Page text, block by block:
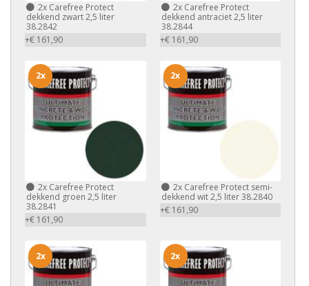
2x Carefree Protect
dekkend zwart 2,5 liter
38.2842
+€ 161,90
2xCarefree Protect
dekkend antraciet 2,5 liter
38.2844
+€ 161,90
2x Carefree Protect
dekkend groen 2,5 liter
38.2841
+€ 161,90
2x
2xCarefree Protect semi-
dekkend wit 2,5 liter 38.2840
+€ 161,90
2x
2x 2x